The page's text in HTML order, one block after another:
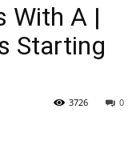
With A |
Starting
0
3726